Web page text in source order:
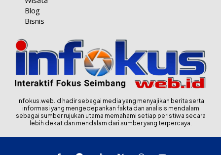
Blog
Bisnis
Infokus.web.id hadir sebagai media yang menyajikan berita serta
informasi yang mengedepankan fakta dan analisis mendalam
sebagai sumber rujukan utama memahami setiap peristiwa secara
lebih dekat dan mendalam dari sumber yang terpercaya.